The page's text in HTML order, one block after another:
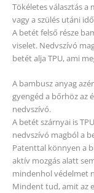
Tökéletes választás a
vagy a szülés utáni
A betét felső része
viselet. Nedvszívó
betét alja TPU, ami
A bambusz anyag
gyengéd a bőrhöz az
nedvszívó.
A betét szárnyai is
nedvszívó magból a
Patenttal könnyen a
aktív mozgás alatt
mindenhol védelmet
Mindent tud, amit az